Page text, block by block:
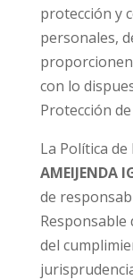
protección y
personales,
con lo
Protección
La Política
AMEIJENDA
de
del